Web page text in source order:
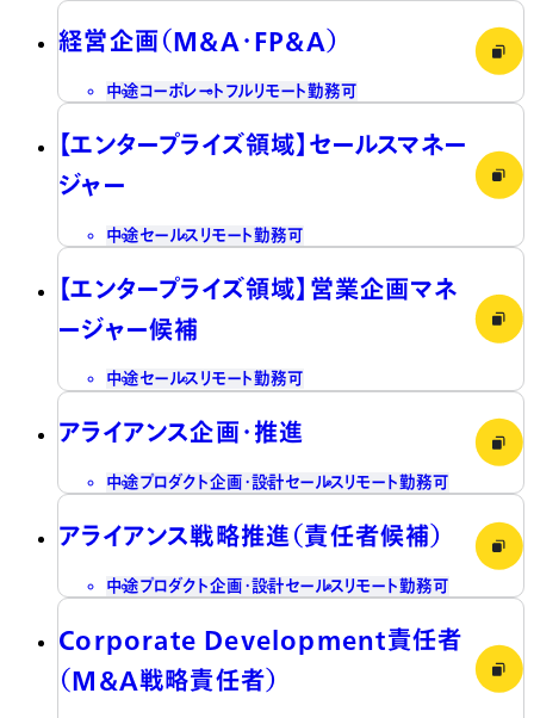
経営企画（M&A・FP&A）
中途コーポレート フルリモート勤務可
【エンタープライズ領域】セールスマネー
ジャー
中途セールス リモート勤務可
【エンタープライズ領域】営業企画マネ
ージャー候補
中途セールス リモート勤務可
アライアンス企画・推進
中途プロダクト企画・設計セールスリモート勤務可
アライアンス戦略推進（責任者候補）
中途プロダクト企画・設計セールス リモート勤務可
Corporate Development責任者
（M&A戦略責任者）